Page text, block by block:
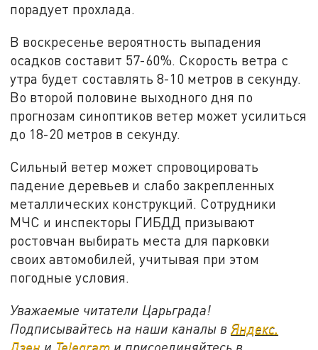
порадует прохлада.
В воскресенье вероятность выпадения
осадков составит 57-60%. Скорость ветра с
утра будет составлять 8-10 метров в секунду.
Во второй половине выходного дня по
прогнозам синоптиков ветер может усилиться
до 18-20 метров в секунду.
Сильный ветер может спровоцировать
падение деревьев и слабо закрепленных
металлических конструкций. Сотрудники
МЧС и инспекторы ГИБДД призывают
ростовчан выбирать места для парковки
своих автомобилей, учитывая при этом
погодные условия.
Уважаемые читатели Царьграда!
Подписывайтесь на наши каналы в Яндекс.
Дзен и Telegram и присоединяйтесь в